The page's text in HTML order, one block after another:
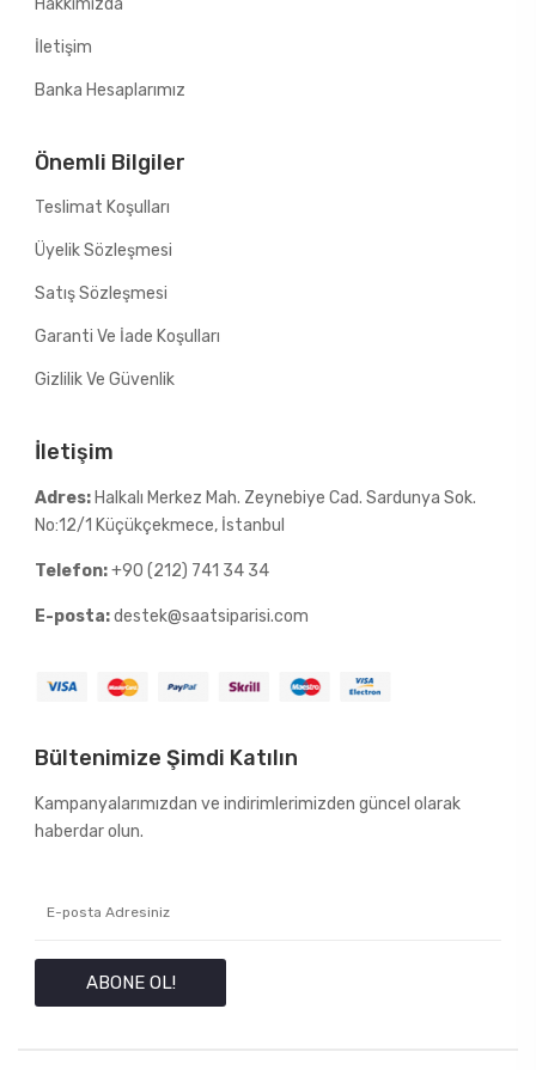
İletişim
Banka Hesaplarımız
Önemli Bilgiler
Teslimat Koşulları
Üyelik Sözleşmesi
Satış Sözleşmesi
Garanti Ve İade Koşulları
Gizlilik Ve Güvenlik
İletişim
Adres: Halkalı Merkez Mah. Zeynebiye Cad. Sardunya Sok.
No:12/1 Küçükçekmece, İstanbul
Telefon:+90 (212) 741 34 34
E-posta:destek@saatsiparisi.com
Bültenimize Şimdi Katılın
Kampanyalarımızdan ve indirimlerimizden güncel olarak
haberdar olun.
ABONE OL!